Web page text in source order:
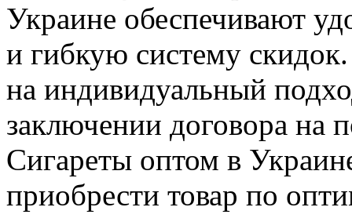
Украине обеспечивают
и гибкую систему
на индивидуальный
заключении договора на
Сигареты оптом в
приобрести товар по